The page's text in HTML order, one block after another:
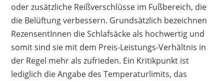
oder zusätzliche Reißverschlüsse im Fußbereich, die
die Belüftung verbessern. Grundsätzlich bezeichnen
RezensentInnen die Schlafsäcke als hochwertig und
somit sind sie mit dem Preis-Leistungs-Verhältnis in
der Regel mehr als zufrieden. Ein Kritikpunkt ist
lediglich die Angabe des Temperaturlimits, das